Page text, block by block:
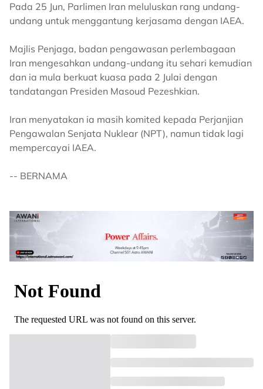
Pada 25 Jun, Parlimen Iran meluluskan rang undang-
undang untuk menggantung kerjasama dengan IAEA.
Majlis Penjaga, badan pengawasan perlembagaan
Iran mengesahkan undang-undang itu sehari kemudian
dan ia mula berkuat kuasa pada 2 Julai dengan
tandatangan Presiden Masoud Pezeshkian.
Iran menyatakan ia masih komited kepada Perjanjian
Pengawalan Senjata Nuklear (NPT), namun tidak lagi
mempercayai IAEA.
-- BERNAMA